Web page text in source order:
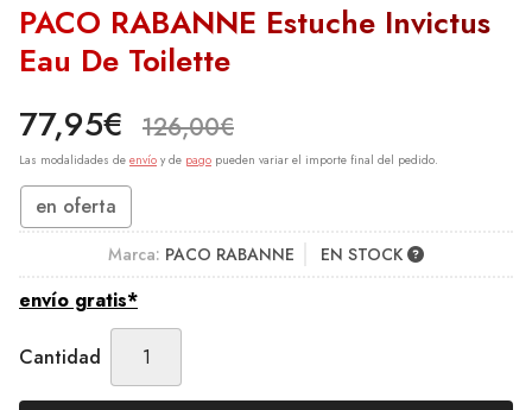
PACO RABANNE Estuche Invictus
Eau De Toilette
77,95€ 126,00€
Las modalidades de envío y de pago pueden variar el importe final del pedido.
en oferta
Marca: PACO RABANNE EN STOCK
envío gratis*
Cantidad